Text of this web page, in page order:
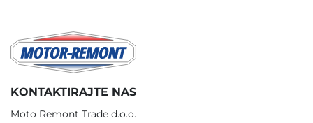
KONTAKTIRAJTE NAS
Moto Remont Trade d.o.o.